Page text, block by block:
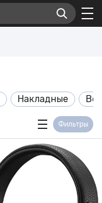
Накладные
Фильтры